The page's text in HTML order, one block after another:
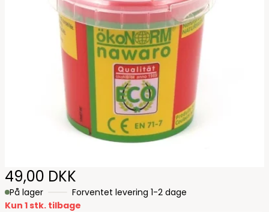
49,00 DKK
På lager
Forventet levering 1-2 dage
Kun 1 stk. tilbage